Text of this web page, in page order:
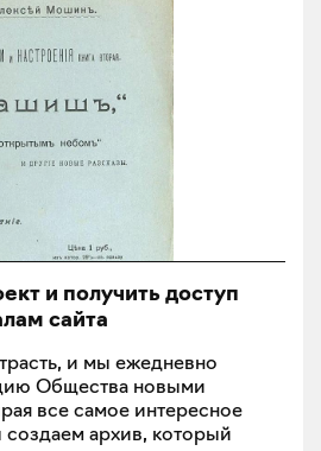
и получить доступ
сайта
и мы ежедневно
Общества новыми
все самое интересное
архив, который